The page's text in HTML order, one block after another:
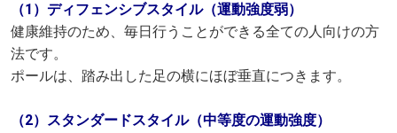
（1）ディフェンシブスタイル（運動強度弱）
健康維持のため、毎日行うことができる全ての人向けの方
法です。
ポールは、踏み出した足の横にほぼ垂直につきます。
（2）スタンダードスタイル（中等度の運動強度）